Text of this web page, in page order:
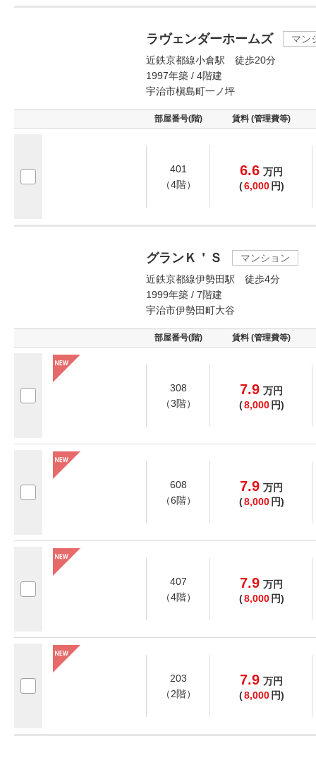
ラヴェンダーホームズ
マン
近鉄京都線小倉駅 徒歩20分
1997年築 / 4階建
宇治市槇島町一ノ坪
部屋番号(階) 賃料 (管理費等)
401
（4階）
6.6 万円
(6,000 円)
グランＫ＇Ｓ
マンション
近鉄京都線伊勢田駅 徒歩4分
1999年築 / 7階建
宇治市伊勢田町大谷
部屋番号(階) 賃料 (管理費等)
308
（3階）
7.9 万円
(8,000 円)
608
（6階）
7.9 万円
(8,000 円)
407
（4階）
7.9 万円
(8,000 円)
203
（2階）
7.9 万円
(8,000 円)